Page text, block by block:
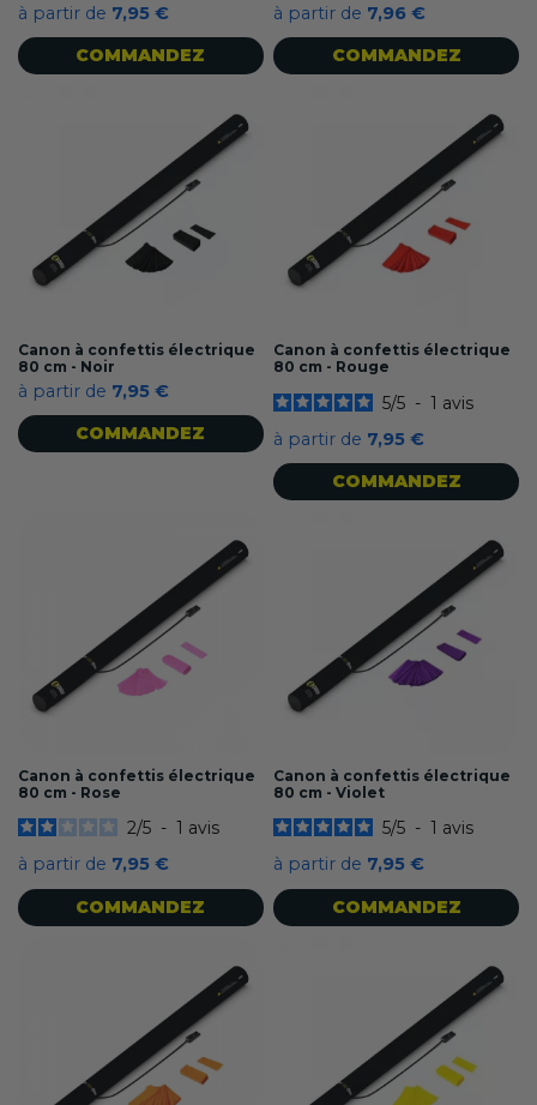
à partir de 7,95 €
COMMANDEZ
à partir de 7,96 €
COMMANDEZ
Canon à confettis électrique
80 cm - Noir
à partir de 7,95 €
COMMANDEZ
Canon à confettis électrique
80 cm - Rouge
5/5 - 1 avis
à partir de 7,95 €
COMMANDEZ
Canon à confettis électrique
80 cm - Rose
2/5 - 1 avis
à partir de 7,95 €
COMMANDEZ
Canon à confettis électrique
80 cm - Violet
5/5 - 1 avis
à partir de 7,95 €
COMMANDEZ